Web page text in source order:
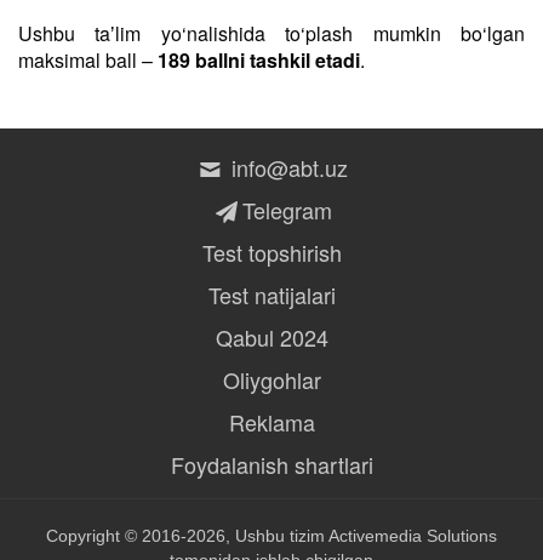
Ushbu taʼlim yo‘nalishida to‘plash mumkin bo‘lgan
maksimal ball – 189 ballni tashkil etadi.
info@abt.uz
Telegram
Test topshirish
Test natijalari
Qabul 2024
Oliygohlar
Reklama
Foydalanish shartlari
Copyright © 2016-2026, Ushbu tizim Activemedia Solutions